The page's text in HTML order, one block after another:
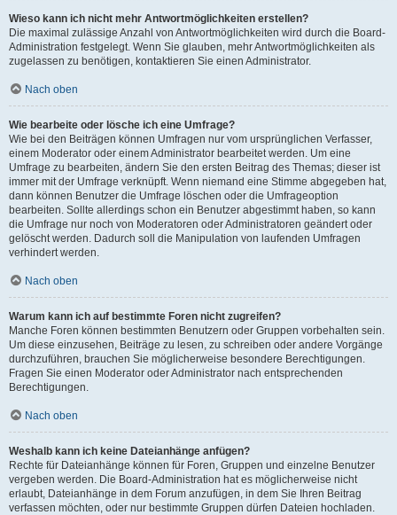
Wieso kann ich nicht mehr Antwortmöglichkeiten erstellen?
Die maximal zulässige Anzahl von Antwortmöglichkeiten wird durch die Board-
Administration festgelegt. Wenn Sie glauben, mehr Antwortmöglichkeiten als
zugelassen zu benötigen, kontaktieren Sie einen Administrator.
Nach oben
Wie bearbeite oder lösche ich eine Umfrage?
Wie bei den Beiträgen können Umfragen nur vom ursprünglichen Verfasser,
einem Moderator oder einem Administrator bearbeitet werden. Um eine
Umfrage zu bearbeiten, ändern Sie den ersten Beitrag des Themas; dieser ist
immer mit der Umfrage verknüpft. Wenn niemand eine Stimme abgegeben hat,
dann können Benutzer die Umfrage löschen oder die Umfrageoption
bearbeiten. Sollte allerdings schon ein Benutzer abgestimmt haben, so kann
die Umfrage nur noch von Moderatoren oder Administratoren geändert oder
gelöscht werden. Dadurch soll die Manipulation von laufenden Umfragen
verhindert werden.
Nach oben
Warum kann ich auf bestimmte Foren nicht zugreifen?
Manche Foren können bestimmten Benutzern oder Gruppen vorbehalten sein.
Um diese einzusehen, Beiträge zu lesen, zu schreiben oder andere Vorgänge
durchzuführen, brauchen Sie möglicherweise besondere Berechtigungen.
Fragen Sie einen Moderator oder Administrator nach entsprechenden
Berechtigungen.
Nach oben
Weshalb kann ich keine Dateianhänge anfügen?
Rechte für Dateianhänge können für Foren, Gruppen und einzelne Benutzer
vergeben werden. Die Board-Administration hat es möglicherweise nicht
erlaubt, Dateianhänge in dem Forum anzufügen, in dem Sie Ihren Beitrag
verfassen möchten, oder nur bestimmte Gruppen dürfen Dateien hochladen.